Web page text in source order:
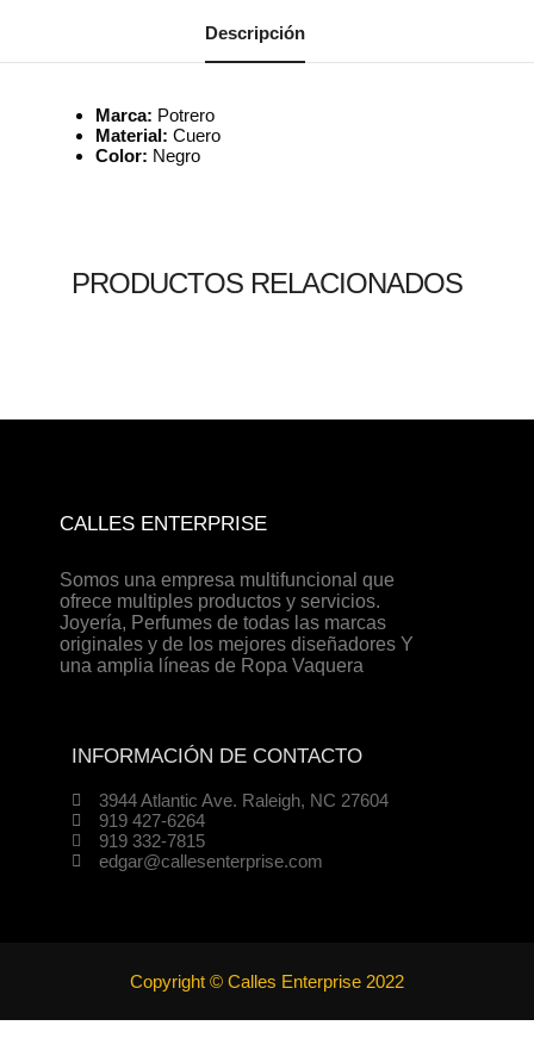
Descripción
Marca: Potrero
Material: Cuero
Color: Negro
PRODUCTOS RELACIONADOS
CALLES ENTERPRISE
Somos una empresa multifuncional que
ofrece multiples productos y servicios.
Joyería, Perfumes de todas las marcas
originales y de los mejores diseñadores Y
una amplia líneas de Ropa Vaquera
INFORMACIÓN DE CONTACTO
3944 Atlantic Ave. Raleigh, NC 27604
919 427-6264
919 332-7815
edgar@callesenterprise.com
Copyright © Calles Enterprise 2022